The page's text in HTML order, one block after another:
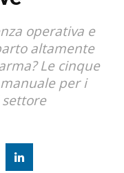
operativa e
altamente
Le cinque
per i